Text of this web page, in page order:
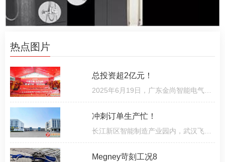
热点图片
总投资超2亿元！
冲刺订单生产忙！
Megney苛刻工况8